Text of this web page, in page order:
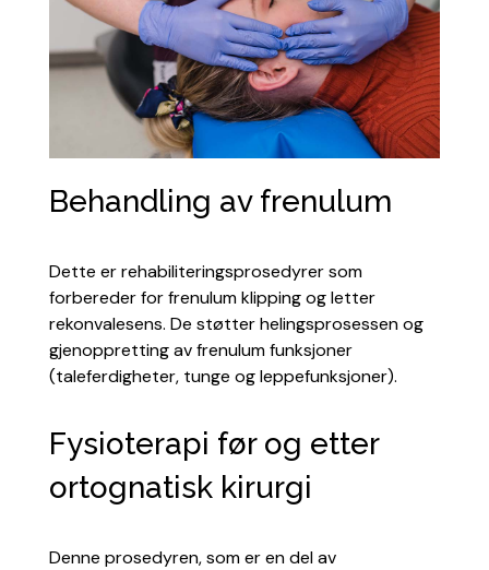
Behandling av frenulum
Dette er rehabiliteringsprosedyrer som
forbereder for frenulum klipping og letter
rekonvalesens. De støtter helingsprosessen og
gjenoppretting av frenulum funksjoner
(taleferdigheter, tunge og leppefunksjoner).
Fysioterapi før og etter
ortognatisk kirurgi
Denne prosedyren, som er en del av